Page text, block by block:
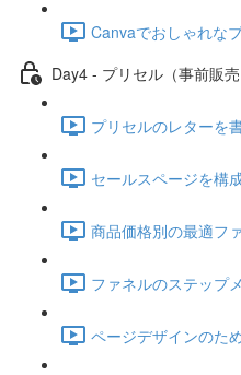
Canvaでおしゃれな
Day4 - プリセル（事前販
プリセルのレターを
セールスページを構
商品価格別の最適フ
ファネルのステップ
ページデザインのた